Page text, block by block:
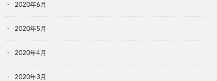
2020年6月
2020年5月
2020年4月
2020年3月